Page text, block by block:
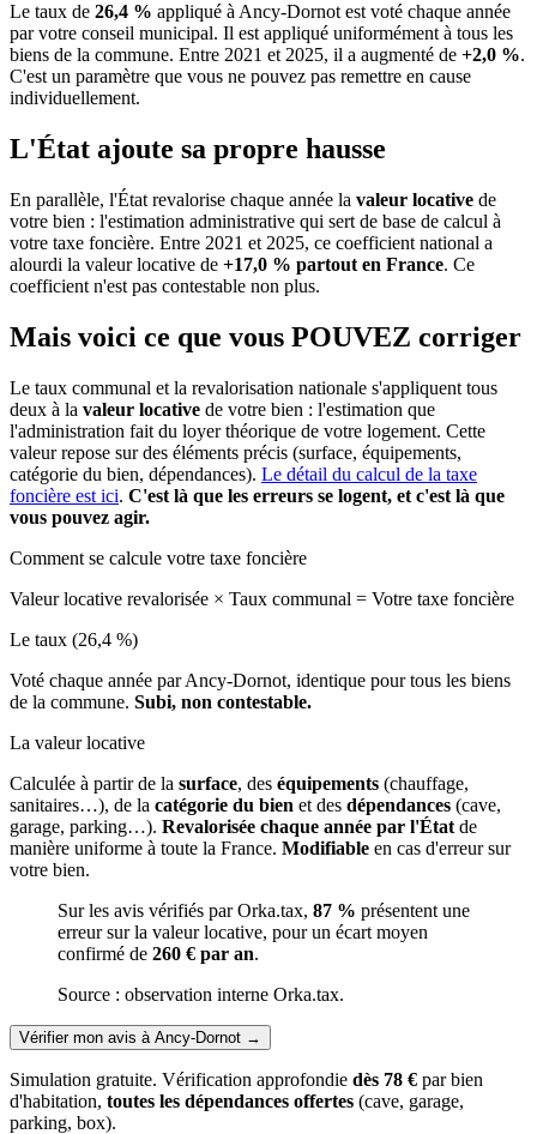
Le taux de 26,4 % appliqué à Ancy-Dornot est voté chaque année
par votre conseil municipal. Il est appliqué uniformément à tous les
biens de la commune. Entre 2021 et 2025, il a augmenté de +2,0 %.
C'est un paramètre que vous ne pouvez pas remettre en cause
individuellement.
L'État ajoute sa propre hausse
En parallèle, l'État revalorise chaque année la valeur locative de
votre bien : l'estimation administrative qui sert de base de calcul à
votre taxe foncière. Entre 2021 et 2025, ce coefficient national a
alourdi la valeur locative de +17,0 % partout en France. Ce
coefficient n'est pas contestable non plus.
Mais voici ce que vous POUVEZ corriger
Le taux communal et la revalorisation nationale s'appliquent tous
deux à la valeur locative de votre bien : l'estimation que
l'administration fait du loyer théorique de votre logement. Cette
valeur repose sur des éléments précis (surface, équipements,
catégorie du bien, dépendances). Le détail du calcul de la taxe
foncière est ici. C'est là que les erreurs se logent, et c'est là que
vous pouvez agir.
Comment se calcule votre taxe foncière
Valeur locative revalorisée × Taux communal = Votre taxe foncière
Le taux (26,4 %)
Voté chaque année par Ancy-Dornot, identique pour tous les biens
de la commune. Subi, non contestable.
La valeur locative
Calculée à partir de la surface, des équipements (chauffage,
sanitaires…), de la catégorie du bien et des dépendances (cave,
garage, parking…). Revalorisée chaque année par l'État de
manière uniforme à toute la France. Modifiable en cas d'erreur sur
votre bien.
Sur les avis vérifiés par Orka.tax, 87 % présentent une
erreur sur la valeur locative, pour un écart moyen
confirmé de 260 € par an.
Source : observation interne Orka.tax.
Vérifier mon avis à Ancy-Dornot →
Simulation gratuite. Vérification approfondie dès 78 € par bien
d'habitation, toutes les dépendances offertes (cave, garage,
parking, box).